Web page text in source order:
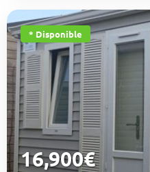
* Disponible
16,900€